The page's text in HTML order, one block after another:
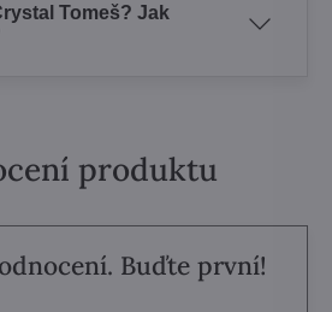
Tomeš? Jak
produktu
Buďte první!